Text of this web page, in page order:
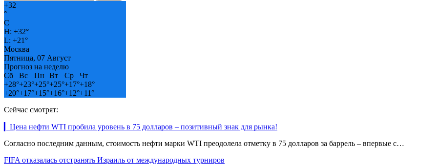
+32
°
C
H: +32°
L: +21°
Москва
Пятница, 07 Август
Прогноз на неделю
Сб
Вс Пн Вт Ср
Чт
+28°+23°+25°+25°+17°+18°
+20°+17°+15°+16°+12°+11°
Сейчас смотрят:
▎Цена нефти WTI пробила уровень в 75 долларов – позитивный знак для рынка!
Согласно последним данным, стоимость нефти марки WTI преодолела отметку в 75 долларов за баррель – впервые с…
FIFA отказалась отстранять Израиль от международных турниров